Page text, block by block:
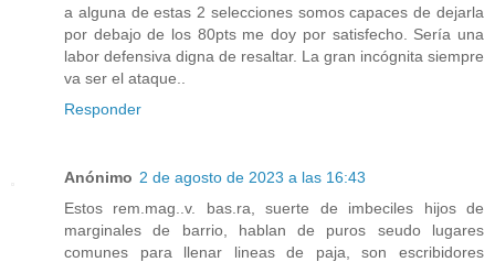
a alguna de estas 2 selecciones somos capaces de dejarla
por debajo de los 80pts me doy por satisfecho. Sería una
labor defensiva digna de resaltar. La gran incógnita siempre
va ser el ataque..
Responder
Anónimo 2 de agosto de 2023 a las 16:43
Estos rem.mag..v. bas.ra, suerte de imbeciles hijos de
marginales de barrio, hablan de puros seudo lugares
comunes para llenar lineas de paja, son escribidores